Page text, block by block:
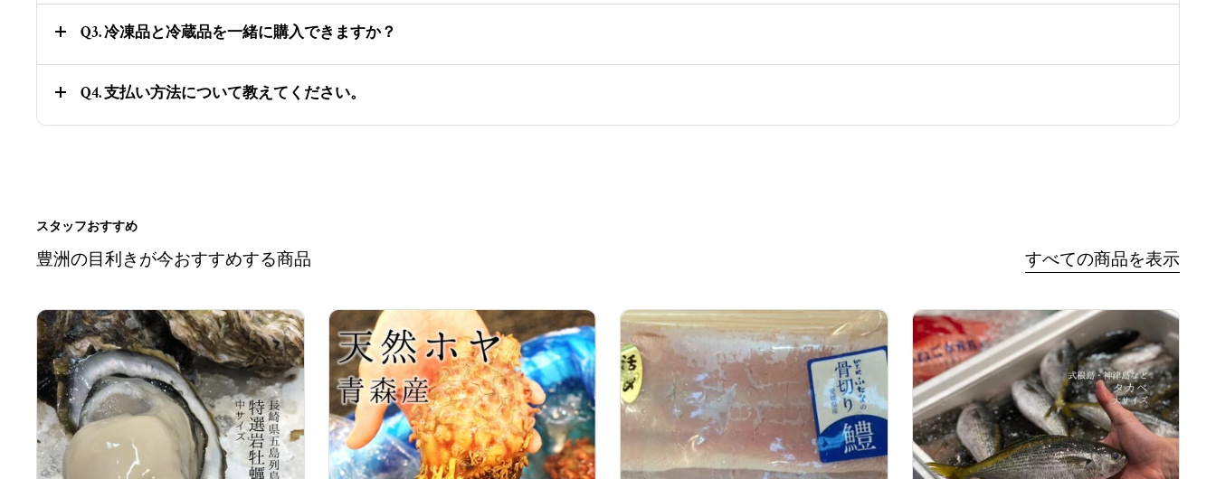
Q3. 冷凍品と冷蔵品を一緒に購入できますか？
Q4. 支払い方法について教えてください。
スタッフおすすめ
豊洲の目利きが今おすすめする商品 すべての商品を表示